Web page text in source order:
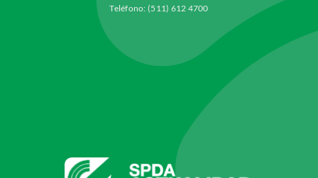
Teléfono: (511) 612 4700